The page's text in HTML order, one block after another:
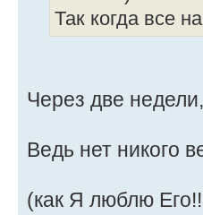
Так когда все
Через две
Ведь нет никого
(как Я люблю